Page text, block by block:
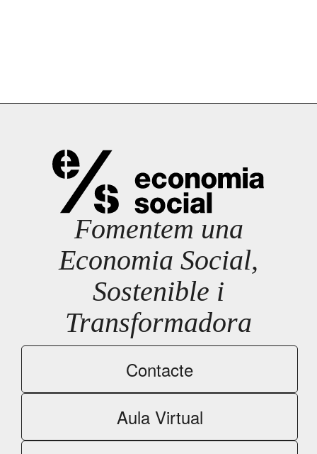
Fomentem una
Economia Social,
Sostenible i
Transformadora
Contacte
Aula Virtual